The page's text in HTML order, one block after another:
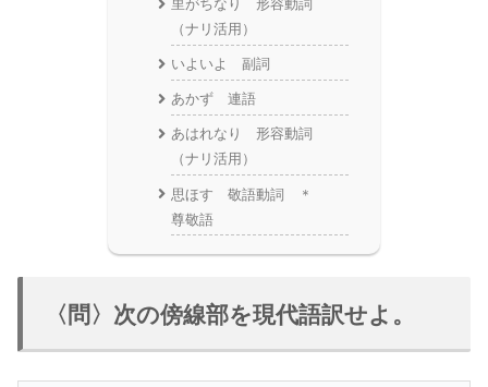
里がちなり 形容動詞
（ナリ活用）
いよいよ 副詞
あかず 連語
あはれなり 形容動詞
（ナリ活用）
思ほす 敬語動詞 ＊
尊敬語
〈問〉次の傍線部を現代語訳せよ。